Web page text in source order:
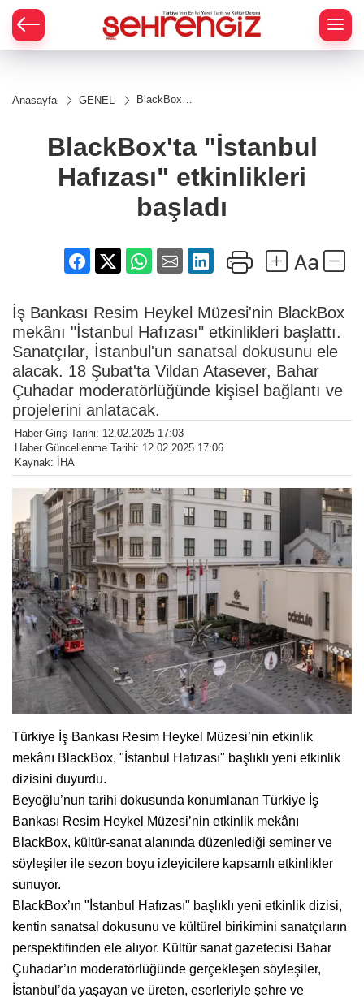
Anasayfa GENEL
BlackBox'ta
etkinlikleri
başladı
BlackBox'ta "İstanbul
Hafızası" etkinlikleri
başladı
İş Bankası Resim Heykel Müzesi'nin BlackBox
mekânı "İstanbul Hafızası" etkinlikleri başlattı.
Sanatçılar, İstanbul'un sanatsal dokusunu ele
alacak. 18 Şubat'ta Vildan Atasever, Bahar
Çuhadar moderatörlüğünde kişisel bağlantı ve
projelerini anlatacak.
Haber Giriş Tarihi: 12.02.2025 17:03
Haber Güncellenme Tarihi: 12.02.2025 17:06
Kaynak: İHA
Türkiye İş Bankası Resim Heykel Müzesi’nin etkinlik
mekânı BlackBox, "İstanbul Hafızası" başlıklı yeni etkinlik
dizisini duyurdu.
Beyoğlu’nun tarihi dokusunda konumlanan Türkiye İş
Bankası Resim Heykel Müzesi’nin etkinlik mekânı
BlackBox, kültür-sanat alanında düzenlediği seminer ve
söyleşiler ile sezon boyu izleyicilere kapsamlı etkinlikler
sunuyor.
BlackBox’ın "İstanbul Hafızası" başlıklı yeni etkinlik dizisi,
kentin sanatsal dokusunu ve kültürel birikimini sanatçıların
perspektifinden ele alıyor. Kültür sanat gazetecisi Bahar
Çuhadar’ın moderatörlüğünde gerçekleşen söyleşiler,
İstanbul’da yaşayan ve üreten, eserleriyle şehre ve